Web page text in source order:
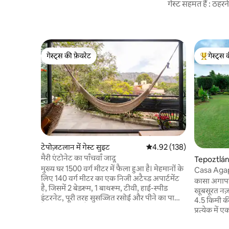
गेस्ट सहमत हैं :
गेस्ट्स की फ़ेवरेट
गेस्ट्स की फ़ेवरेट
टेपोज़टलान में गेस्ट सुइट औसत रेटिंग 5 में से 4.92, 138
4.92 (138)
मैरी एंटोनेट का पाँचवाँ जादू
मुख्य घर 1500 वर्ग मीटर में फैला हुआ है। मेहमानों के
लिए 140 वर्ग मीटर का एक निजी अटैच्ड अपार्टमेंट
है, जिसमें 2 बेडरूम, 1 बाथरूम, टीवी, हाई-स्पीड
इंटरनेट, पूरी तरह सुसज्जित रसोई और पीने का पानी
गेस्ट्स का
गेस्ट्स
Casa
Xolatlaco
कासा
खूबसूरत
4.5 किमी
प्रत्येक में